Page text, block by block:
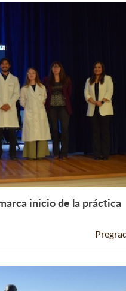
Leer Más +
inicio de la práctica